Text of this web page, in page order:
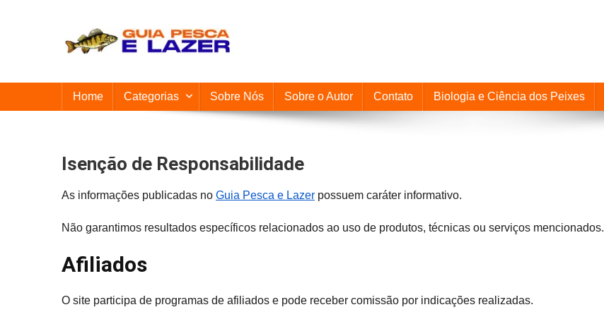
Home Categorias Sobre Nós Sobre o Autor Contato Biologia e Ciência dos Peixes
Isenção de Responsabilidade
As informações publicadas no Guia Pesca e Lazer possuem caráter informativo.
Não garantimos resultados específicos relacionados ao uso de produtos, técnicas ou serviços mencionados.
Afiliados
O site participa de programas de afiliados e pode receber comissão por indicações realizadas.